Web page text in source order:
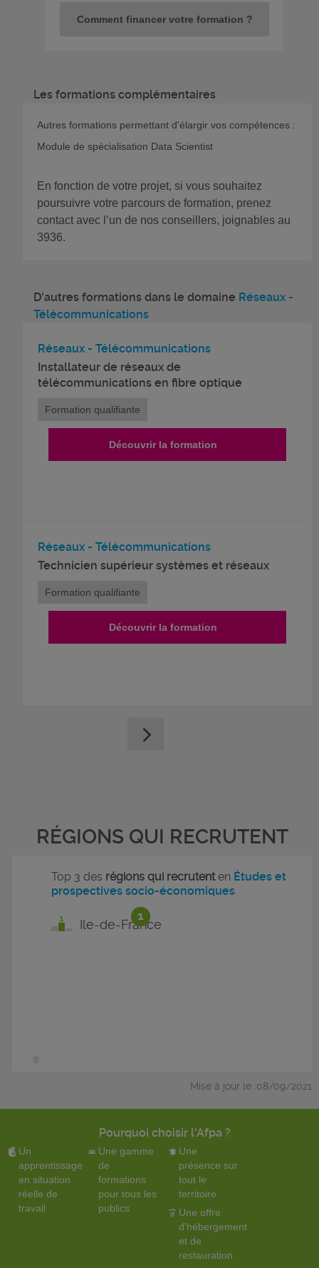
Comment financer votre formation ?
Les formations complémentaires
Autres formations permettant d'élargir vos compétences :
Module de spécialisation Data Scientist
En fonction de votre projet, si vous souhaitez
poursuivre votre parcours de formation, prenez
contact avec l’un de nos conseillers, joignables au
3936.
D'autres formations dans le domaine Réseaux -
Télécommunications
Réseaux - Télécommunications
Installateur de réseaux de
télécommunications en fibre optique
Formation qualifiante
Découvrir la formation
Réseaux - Télécommunications
Technicien supérieur systèmes et réseaux
Formation qualifiante
Découvrir la formation
RÉGIONS QUI RECRUTENT
1
Top 3 des régions qui recrutenten Études et
prospectives socio-économiques
Ile-de-France
Mise à jour le :08/09/2021
Pourquoi choisir l'Afpa ?
Un
apprentissage
en situation
réelle de
travail
Une gamme
de
formations
pour tous les
publics
Une
présence sur
tout le
territoire
Une offre
d'hébergement
et de
restauration